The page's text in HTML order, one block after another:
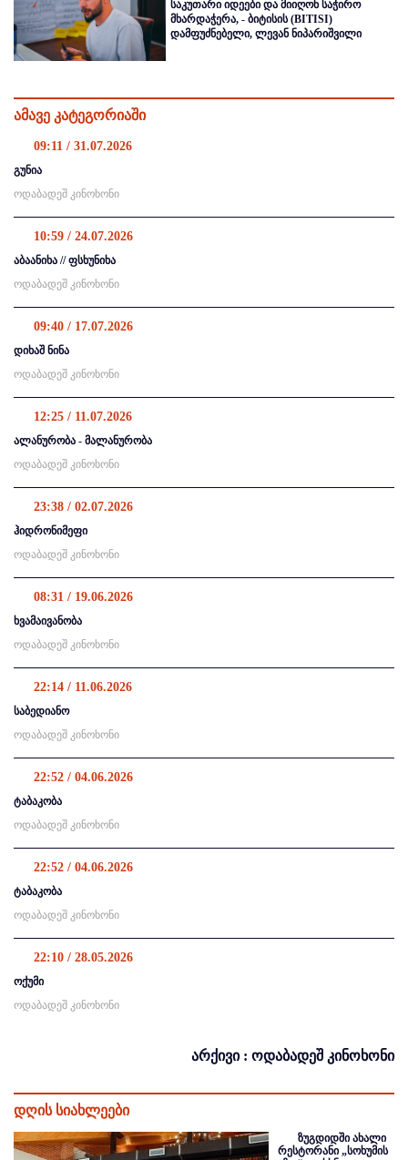
საკუთარი იდეები და მიიღონ საჭირო
მხარდაჭერა, - ბიტისის (BITISI)
დამფუძნებელი, ლევან ნიპარიშვილი
ამავე კატეგორიაში
09:11 / 31.07.2026
გუნია
ოდაბადეშ კინოხონი
10:59 / 24.07.2026
აბაანიხა // ფსხუნიხა
ოდაბადეშ კინოხონი
09:40 / 17.07.2026
დიხაშ ნინა
ოდაბადეშ კინოხონი
12:25 / 11.07.2026
ალანურობა - მალანურობა
ოდაბადეშ კინოხონი
23:38 / 02.07.2026
ჰიდრონიმეფი
ოდაბადეშ კინოხონი
08:31 / 19.06.2026
ხვამაივანობა
ოდაბადეშ კინოხონი
22:14 / 11.06.2026
საბედიანო
ოდაბადეშ კინოხონი
22:52 / 04.06.2026
ტაბაკობა
ოდაბადეშ კინოხონი
22:52 / 04.06.2026
ტაბაკობა
ოდაბადეშ კინოხონი
22:10 / 28.05.2026
ოქუმი
ოდაბადეშ კინოხონი
არქივი : ოდაბადეშ კინოხონი
დღის სიახლეები
ზუგდიდში ახალი
რესტორანი „სოხუმის